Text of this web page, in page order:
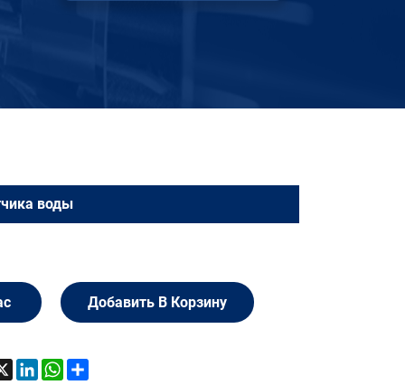
воды
Добавить В Корзину
X LinkedInWhatsApp